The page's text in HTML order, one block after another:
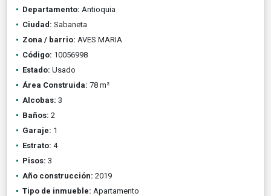
Departamento: Antioquia
Ciudad: Sabaneta
Zona / barrio: AVES MARIA
Código: 10056998
Estado: Usado
Área Construida: 78 m²
Alcobas: 3
Baños: 2
Garaje: 1
Estrato: 4
Pisos: 3
Año construcción: 2019
Tipo de inmueble: Apartamento